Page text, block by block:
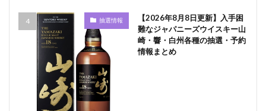
抽選情報
【2026年8月8日更新】入手困
難なジャパニーズウイスキー山
崎・響・白州各種の抽選・予約
情報まとめ